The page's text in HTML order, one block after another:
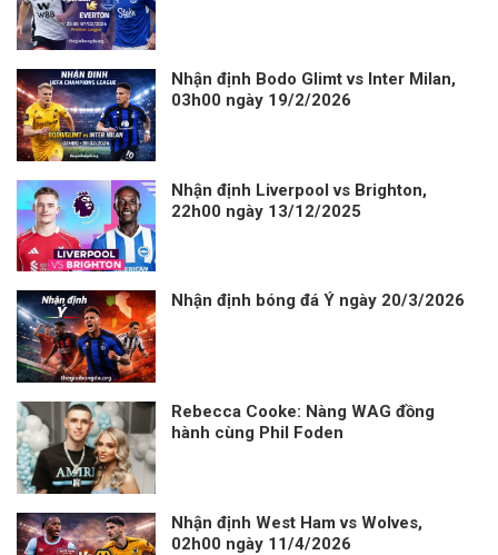
Nhận định Bodo Glimt vs Inter Milan,
03h00 ngày 19/2/2026
Nhận định Liverpool vs Brighton,
22h00 ngày 13/12/2025
Nhận định bóng đá Ý ngày 20/3/2026
Rebecca Cooke: Nàng WAG đồng
hành cùng Phil Foden
Nhận định West Ham vs Wolves,
02h00 ngày 11/4/2026